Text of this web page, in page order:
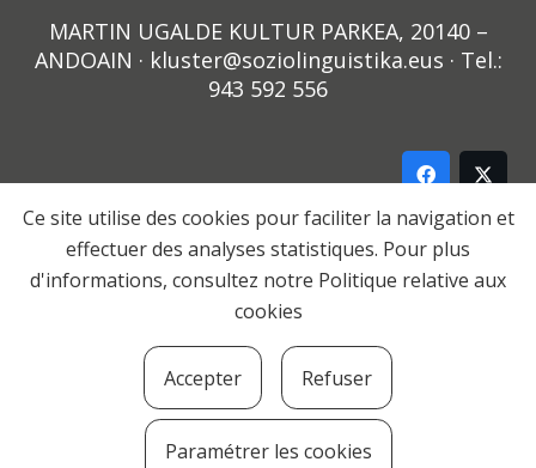
MARTIN UGALDE KULTUR PARKEA, 20140 –
ANDOAIN · kluster@soziolinguistika.eus · Tel.:
943 592 556
LEGE OHARRA
PRIBATUTASUN POLITIKA
COOKIE-EN POLITIKA
© 2021 Soziolinguistika Klusterra
Ce site utilise des cookies pour faciliter la navigation et
effectuer des analyses statistiques. Pour plus
d'informations, consultez notre Politique relative aux
cookies
Accepter Refuser
Paramétrer les cookies